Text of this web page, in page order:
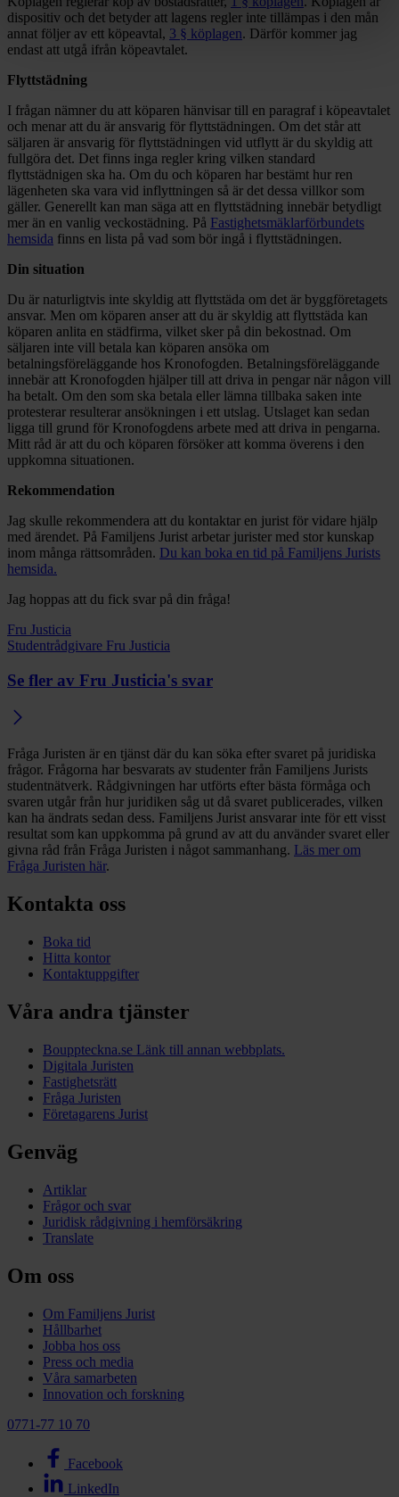
dispositiv och det betyder att lagens regler inte tillämpas i den mån
annat följer av ett köpeavtal, 3 § köplagen. Därför kommer jag
endast att utgå ifrån köpeavtalet.
Flyttstädning
I frågan nämner du att köparen hänvisar till en paragraf i köpeavtalet
och menar att du är ansvarig för flyttstädningen. Om det står att
säljaren är ansvarig för flyttstädningen vid utflytt är du skyldig att
fullgöra det. Det finns inga regler kring vilken standard
flyttstädnigen ska ha. Om du och köparen har bestämt hur ren
lägenheten ska vara vid inflyttningen så är det dessa villkor som
gäller. Generellt kan man säga att en flyttstädning innebär betydligt
mer än en vanlig veckostädning. På Fastighetsmäklarförbundets
hemsida finns en lista på vad som bör ingå i flyttstädningen.
Din situation
Du är naturligtvis inte skyldig att flyttstäda om det är byggföretagets
ansvar. Men om köparen anser att du är skyldig att flyttstäda kan
köparen anlita en städfirma, vilket sker på din bekostnad. Om
säljaren inte vill betala kan köparen ansöka om
betalningsföreläggande hos Kronofogden. Betalningsföreläggande
innebär att Kronofogden hjälper till att driva in pengar när någon vill
ha betalt. Om den som ska betala eller lämna tillbaka saken inte
protesterar resulterar ansökningen i ett utslag. Utslaget kan sedan
ligga till grund för Kronofogdens arbete med att driva in pengarna.
Mitt råd är att du och köparen försöker att komma överens i den
uppkomna situationen.
Rekommendation
Jag skulle rekommendera att du kontaktar en jurist för vidare hjälp
med ärendet. På Familjens Jurist arbetar jurister med stor kunskap
inom många rättsområden. Du kan boka en tid på Familjens Jurists
hemsida.
Jag hoppas att du fick svar på din fråga!
Fru Justicia
Studentrådgivare Fru Justicia
Se fler av Fru Justicia's svar
Fråga Juristen är en tjänst där du kan söka efter svaret på juridiska
frågor. Frågorna har besvarats av studenter från Familjens Jurists
studentnätverk. Rådgivningen har utförts efter bästa förmåga och
svaren utgår från hur juridiken såg ut då svaret publicerades, vilken
kan ha ändrats sedan dess. Familjens Jurist ansvarar inte för ett visst
resultat som kan uppkomma på grund av att du använder svaret eller
givna råd från Fråga Juristen i något sammanhang. Läs mer om
Fråga Juristen här.
Kontakta oss
Boka tid
Hitta kontor
Kontaktuppgifter
Våra andra tjänster
Bouppteckna.se Länk till annan webbplats.
Digitala Juristen
Fastighetsrätt
Fråga Juristen
Företagarens Jurist
Genväg
Artiklar
Frågor och svar
Juridisk rådgivning i hemförsäkring
Translate
Om oss
Om Familjens Jurist
Hållbarhet
Jobba hos oss
Press och media
Våra samarbeten
Innovation och forskning
0771-77 10 70
Facebook
LinkedIn